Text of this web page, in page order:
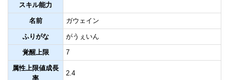
スキル能力
名前 ガウェイン
ふりがな がうぇいん
覚醒上限 7
属性上限値成長
率
2.4